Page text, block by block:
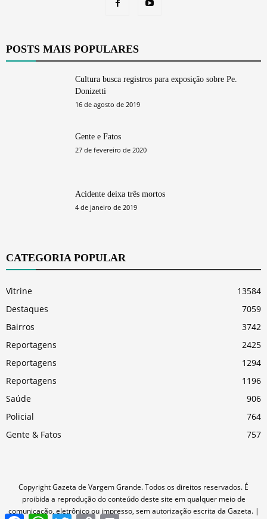
POSTS MAIS POPULARES
Cultura busca registros para exposição sobre Pe.
Donizetti
16 de agosto de 2019
Gente e Fatos
27 de fevereiro de 2020
Acidente deixa três mortos
4 de janeiro de 2019
CATEGORIA POPULAR
Vitrine
13584
Destaques
7059
Bairros
3742
Reportagens
2425
Reportagens
1294
Reportagens
1196
Saúde
906
Policial
764
Gente & Fatos
757
Copyright Gazeta de Vargem Grande. Todos os direitos reservados. É
proibida a reprodução do conteúdo deste site em qualquer meio de
comunicação, eletrônico ou impresso, sem autorização escrita da Gazeta. |